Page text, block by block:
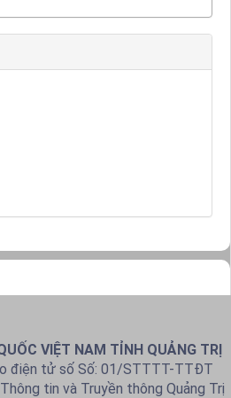
VIỆT NAM TỈNH QUẢNG TRỊ
điện tử số Số: 01/STTTT-TTĐT
tin và Truyền thông Quảng Trị